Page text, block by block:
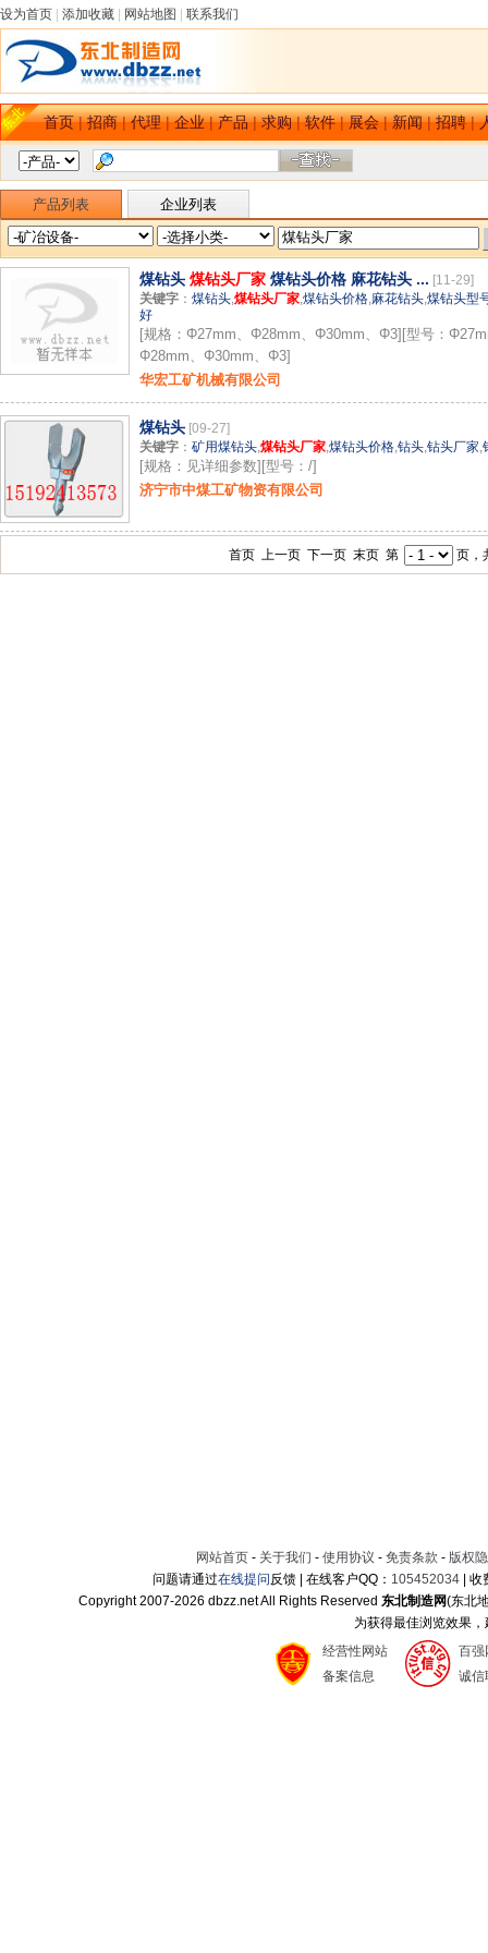
设为首页 添加收藏 网站地图 联系我们
首页|招商|代理|企业|产品|求购|软件|展会|新闻|招聘|
产品列表 企业列表
煤钻头 煤钻头厂家 煤钻头价格 麻花钻头 ... [11-29]
关键字 ： 煤钻头,煤钻头厂家,煤钻头价格,麻花钻头,煤钻头型
好
[规格：Φ27mm、Φ28mm、Φ30mm、Φ3][型号：
Φ28mm、Φ30mm、Φ3]
华宏工矿机械有限公司
煤钻头 [09-27]
关键字 ： 矿用煤钻头,煤钻头厂家,煤钻头价格,钻头,钻头厂家,
[规格：见详细参数][型号：/]
济宁市中煤工矿物资有限公司
首页 上一页 下一页 末页 第 页，
网站首页 - 关于我们 - 使用协议 - 免责条款 - 版权
问题请通过在线提问反馈 | 在线客户QQ： 105452034 |
Copyright 2007-2026 dbzz.net All Rights Reserved东北制造网(东北
为获得最佳浏览效果
经营性网站
备案信息
百强
诚信